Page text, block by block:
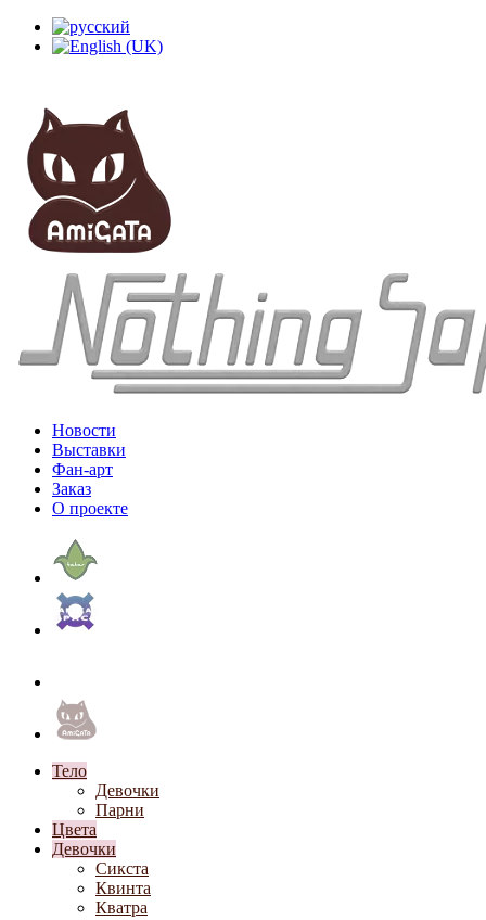
Новости
Выставки
Фан-арт
Заказ
О проекте
Тело
Девочки
Парни
Цвета
Девочки
Сикста
Квинта
Кватра